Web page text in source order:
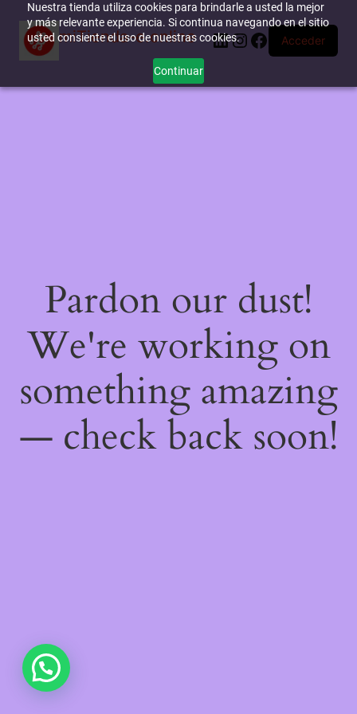
Nuestra tienda utiliza cookies para brindarle a usted la mejor
y más relevante experiencia. Si continua navegando en el sitio
usted consiente el uso de nuestras cookies.
Continuar
miTienda-e.online LinkedIn
Instagram
Facebook
Acceder
Pardon our dust!
We're working on
something amazing
— check back soon!